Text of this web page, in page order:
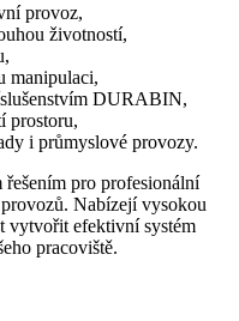
provoz,
životností,
manipulaci,
DURABIN,
prostoru,
i průmyslové provozy.
pro profesionální
Nabízejí vysokou
vytvořit efektivní systém
pracoviště.